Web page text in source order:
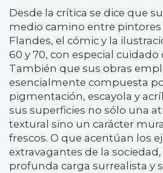
Desde la crítica se dice que
medio camino entre
Flandes, el cómic y la
60 y 70, con especial cuidado
También que sus obras
esencialmente compuesta
pigmentación, escayola y
sus superficies no sólo una
textural sino un carácter
frescos. O que acentúan los
extravagantes de la
profunda carga surrealista y